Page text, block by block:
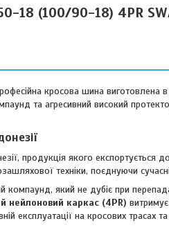
18 (100/90-18) 4PR
кросова шина виготовлена в
та агресивний високий
продукція якого експортується
техніки, поєднуючи
компаунд, який не дубіє при
нейлоновий каркас (4PR)
експлуатації на кросових трасах